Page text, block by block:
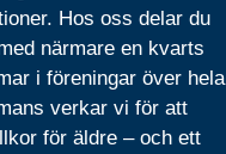
Hos oss delar du
närmare en kvarts
i föreningar över hela
verkar vi för att
för äldre – och ett